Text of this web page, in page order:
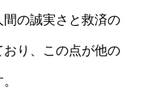
の誠実さと救済の
り、この点が他の